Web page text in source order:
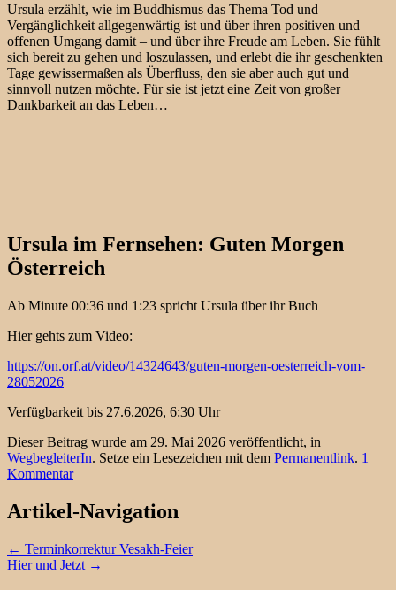
Ursula erzählt, wie im Buddhismus das Thema Tod und
Vergänglichkeit allgegenwärtig ist und über ihren positiven und
offenen Umgang damit – und über ihre Freude am Leben. Sie fühlt
sich bereit zu gehen und loszulassen, und erlebt die ihr geschenkten
Tage gewissermaßen als Überfluss, den sie aber auch gut und
sinnvoll nutzen möchte. Für sie ist jetzt eine Zeit von großer
Dankbarkeit an das Leben…
Ursula im Fernsehen: Guten Morgen
Österreich
Ab Minute 00:36 und 1:23 spricht Ursula über ihr Buch
Hier gehts zum Video:
https://on.orf.at/video/14324643/guten-morgen-oesterreich-vom-
28052026
Verfügbarkeit bis 27.6.2026, 6:30 Uhr
Dieser Beitrag wurde am 29. Mai 2026 veröffentlicht, in
WegbegleiterIn. Setze ein Lesezeichen mit dem Permanentlink. 1
Kommentar
Artikel-Navigation
← Terminkorrektur Vesakh-Feier
Hier und Jetzt →